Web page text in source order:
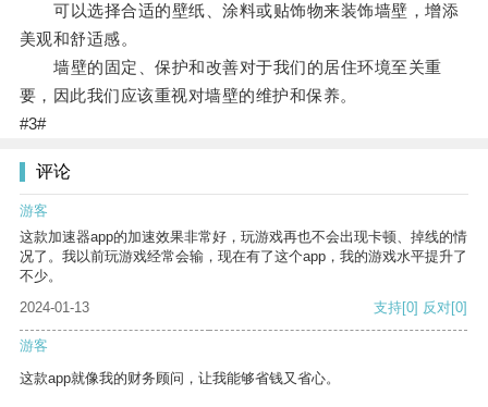
可以选择合适的壁纸、涂料或贴饰物来装饰墙壁，增添
美观和舒适感。
墙壁的固定、保护和改善对于我们的居住环境至关重
要，因此我们应该重视对墙壁的维护和保养。
#3#
评论
游客
这款加速器app的加速效果非常好，玩游戏再也不会出现卡顿、掉线的情
况了。我以前玩游戏经常会输，现在有了这个app，我的游戏水平提升了
不少。
2024-01-13
支持[0] 反对[0]
游客
这款app就像我的财务顾问，让我能够省钱又省心。